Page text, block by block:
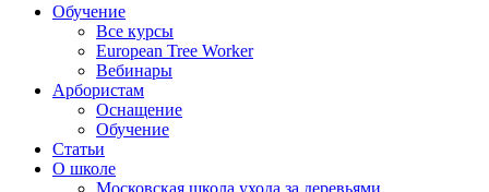
Обучение
Все курсы
European Tree Worker
Вебинары
Арбористам
Оснащение
Обучение
Статьи
О школе
Московская школа ухода за деревьями